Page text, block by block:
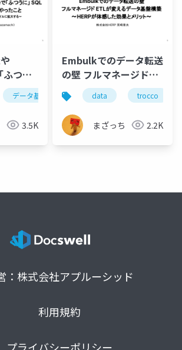
つう
もら
こ
の文
ジャイ
データ基盤 trocco herp
3.5K
Embulkでのデータ転送
の壁 フルマネージド
ETLが変えるデータ基
盤構築 〜HERPが体感
した効果とメリット〜
（trocco ウェビナー登
壇資料）
data trocco
まざっち 2.2K
：株式会社アプルーシッド
利用規約
プライバシーポリシー